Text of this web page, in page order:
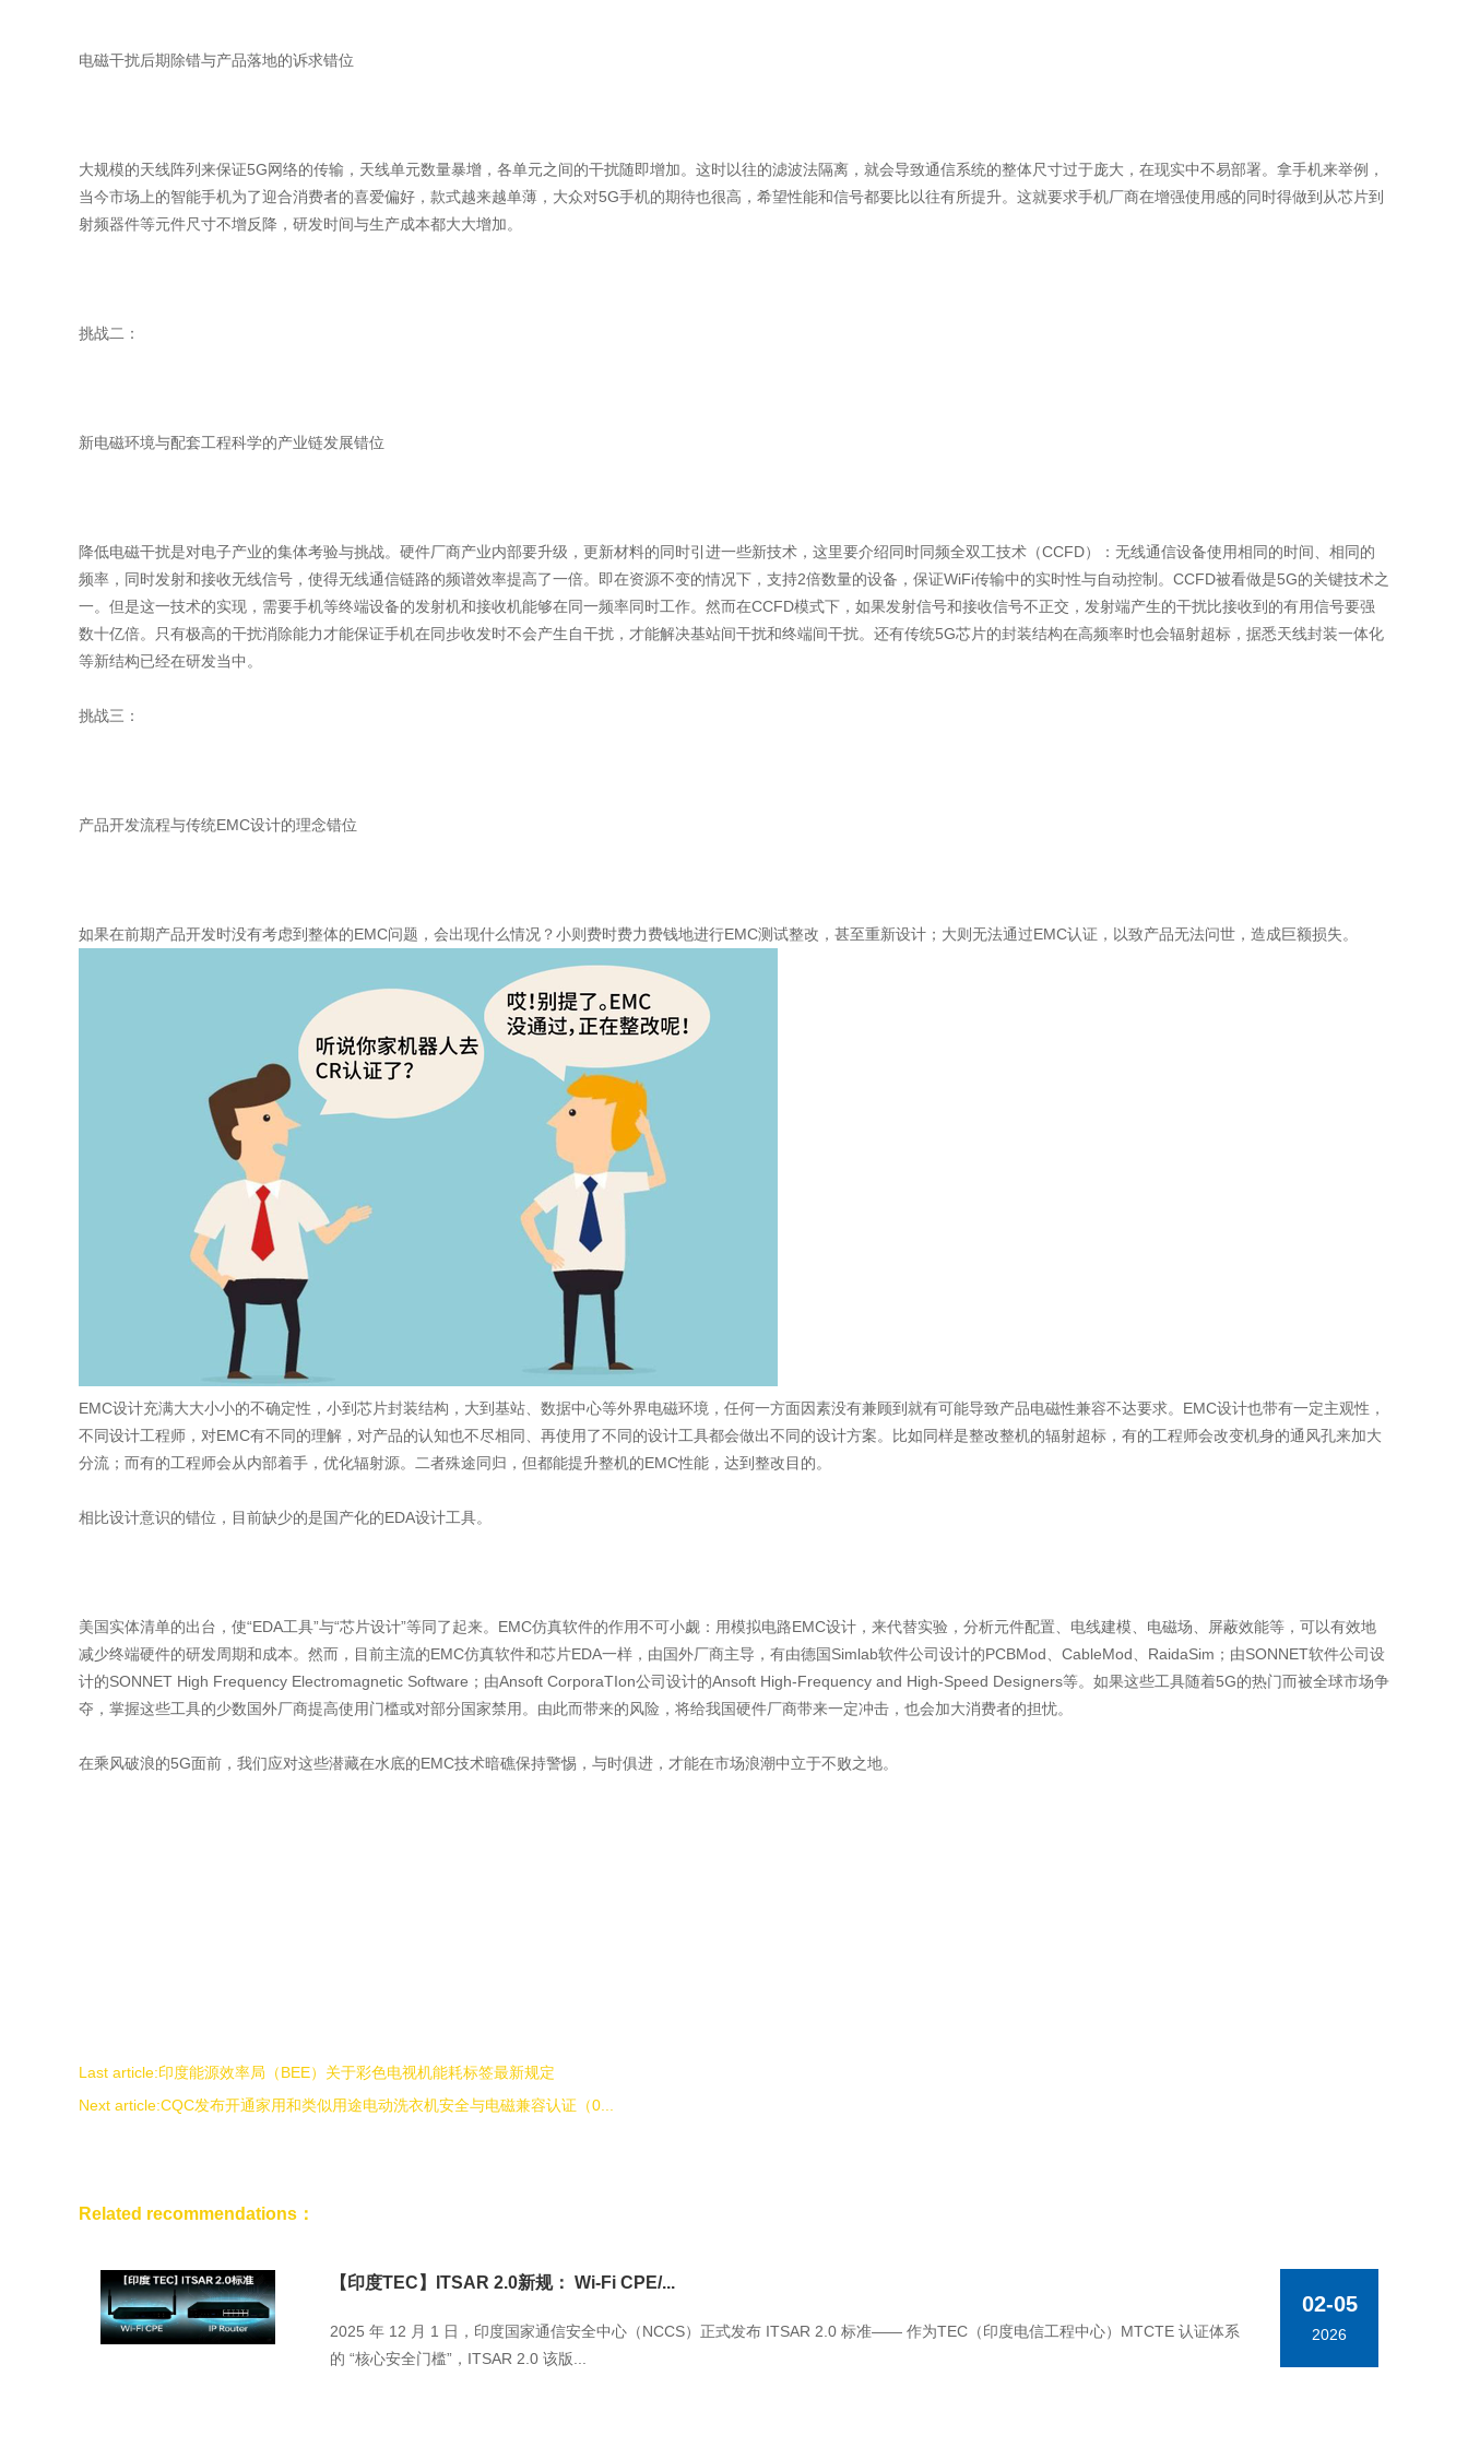
电磁干扰后期除错与产品落地的诉求错位
大规模的天线阵列来保证5G网络的传输，天线单元数量暴增，各单元之间的干扰随即增加。这时以往的滤波法隔离，就会导致通信系统的整体尺寸过于庞大，在现实中不易部署。拿手机来举例，
当今市场上的智能手机为了迎合消费者的喜爱偏好，款式越来越单薄，大众对5G手机的期待也很高，希望性能和信号都要比以往有所提升。这就要求手机厂商在增强使用感的同时得做到从芯片到
射频器件等元件尺寸不增反降，研发时间与生产成本都大大增加。
挑战二：
新电磁环境与配套工程科学的产业链发展错位
降低电磁干扰是对电子产业的集体考验与挑战。硬件厂商产业内部要升级，更新材料的同时引进一些新技术，这里要介绍同时同频全双工技术（CCFD）：无线通信设备使用相同的时间、相同的
频率，同时发射和接收无线信号，使得无线通信链路的频谱效率提高了一倍。即在资源不变的情况下，支持2倍数量的设备，保证WiFi传输中的实时性与自动控制。CCFD被看做是5G的关键技术之
一。但是这一技术的实现，需要手机等终端设备的发射机和接收机能够在同一频率同时工作。然而在CCFD模式下，如果发射信号和接收信号不正交，发射端产生的干扰比接收到的有用信号要强
数十亿倍。只有极高的干扰消除能力才能保证手机在同步收发时不会产生自干扰，才能解决基站间干扰和终端间干扰。还有传统5G芯片的封装结构在高频率时也会辐射超标，据悉天线封装一体化
等新结构已经在研发当中。
挑战三：
产品开发流程与传统EMC设计的理念错位
如果在前期产品开发时没有考虑到整体的EMC问题，会出现什么情况？小则费时费力费钱地进行EMC测试整改，甚至重新设计；大则无法通过EMC认证，以致产品无法问世，造成巨额损失。
EMC设计充满大大小小的不确定性，小到芯片封装结构，大到基站、数据中心等外界电磁环境，任何一方面因素没有兼顾到就有可能导致产品电磁性兼容不达要求。EMC设计也带有一定主观性，
不同设计工程师，对EMC有不同的理解，对产品的认知也不尽相同、再使用了不同的设计工具都会做出不同的设计方案。比如同样是整改整机的辐射超标，有的工程师会改变机身的通风孔来加大
分流；而有的工程师会从内部着手，优化辐射源。二者殊途同归，但都能提升整机的EMC性能，达到整改目的。
相比设计意识的错位，目前缺少的是国产化的EDA设计工具。
美国实体清单的出台，使“EDA工具”与“芯片设计”等同了起来。EMC仿真软件的作用不可小觑：用模拟电路EMC设计，来代替实验，分析元件配置、电线建模、电磁场、屏蔽效能等，可以有效地
减少终端硬件的研发周期和成本。然而，目前主流的EMC仿真软件和芯片EDA一样，由国外厂商主导，有由德国Simlab软件公司设计的PCBMod、CableMod、RaidaSim；由SONNET软件公司设
计的SONNET High Frequency Electromagnetic Software；由Ansoft CorporaTIon公司设计的Ansoft High-Frequency and High-Speed Designers等。如果这些工具随着5G的热门而被全球市场争
夺，掌握这些工具的少数国外厂商提高使用门槛或对部分国家禁用。由此而带来的风险，将给我国硬件厂商带来一定冲击，也会加大消费者的担忧。
在乘风破浪的5G面前，我们应对这些潜藏在水底的EMC技术暗礁保持警惕，与时俱进，才能在市场浪潮中立于不败之地。
Last article:印度能源效率局（BEE）关于彩色电视机能耗标签最新规定
Next article:CQC发布开通家用和类似用途电动洗衣机安全与电磁兼容认证（0...
Related recommendations：
【印度TEC】ITSAR 2.0新规： Wi-Fi CPE/...
2025 年 12 月 1 日，印度国家通信安全中心（NCCS）正式发布 ITSAR 2.0 标准—— 作为TEC（印度电信工程中心）MTCTE 认证体系
的 “核心安全门槛”，ITSAR 2.0 该版...
02-05
2026